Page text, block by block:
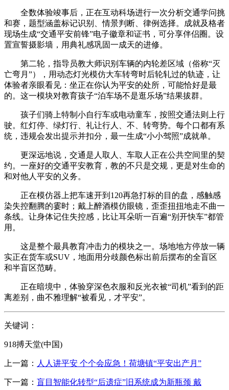
全数体验竣事后，正在互动科场进行一次分析交通学问挑
和赛，题型涵盖标记识别、情景判断、律例选择。成就及格者
现场生成“交通平安前锋”电子徽章和证书，可分享伴侣圈。设
置宣誓摄影墙，用典礼感巩固一成天的进修。
第二轮，指导员教大师识别车辆的内轮差区域（俗称“灭
亡弯月”），用动态灯光模仿大车转弯时后轮轧过的轨迹，让
体验者亲眼看见：坐正在你认为平安的处所，可能恰好是最
的。这一模块对教育孩子“泊车场不是逛乐场”结果拔群。
孩子们骑上特制小自行车或电动童车，按照交通法则上行
驶。红灯停、绿灯行、礼让行人、不、转弯势。每个口都有系
统，违规会发出提示并扣分，最一生成“小小驾照”成就单。
更深远地说，交通是人取人、车取人正在公共空间里的契
约。一座好的交通平安教育，教的不只是交规，更是对生命的
和对他人平安的义务。
正在模仿器上把车速开到120再急打标的目的盘，感触感
染失控翻腾的霎时；戴上醉酒模仿眼镜，歪歪扭扭地走不曲一
条线。让身体记住失控感，比让耳朵听一百遍“别开快车”都管
用。
这是整个最具教育冲击力的模块之一。场地地方停放一辆
实正在货车或SUV，地面用分歧颜色标出前后摆布的全盲区
和半盲区范畴。
正在暗境中，体验穿深色衣服和反光衣被“司机”看到的距
离差别，曲不雅理解“被看见，才平安”。
关键词：
918搏天堂(中国)
上一篇： 人人讲平安 个个会应急！荷塘镇“平安出产月”
下一篇： 盲目智能化转型“后遗症”旧系统成为新瓶颈 戴